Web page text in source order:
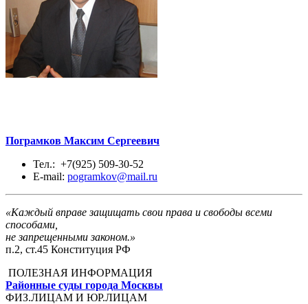
Пограмков Максим Сергеевич
Тел.: +7(925) 509-30-52
E-mail: pogramkov@mail.ru
«Каждый вправе защищать свои права и свободы всеми
способами,
не запрещенными законом.»
п.2, ст.45 Конституция РФ
ПОЛЕЗНАЯ ИНФОРМАЦИЯ
Районные суды города Москвы
ФИЗ.ЛИЦАМ И ЮР.ЛИЦАМ